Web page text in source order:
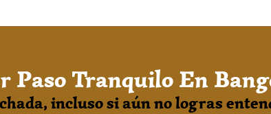
Paso Tranquilo En
incluso si aún no logras